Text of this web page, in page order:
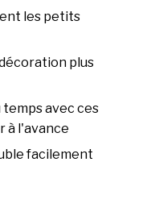
les petits
plus
temps avec ces
à l'avance
facilement